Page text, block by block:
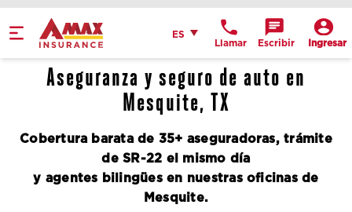
Obtén indicaciones
llame a la oficina
ubicación
Home
ESEspañol
Llamar Escribir Ingresar
Aseguranza y seguro de auto en
Mesquite, TX
Cobertura barata de 35+ aseguradoras, trámite
de SR-22 el mismo día
y agentes bilingües en nuestras oficinas de
Mesquite.